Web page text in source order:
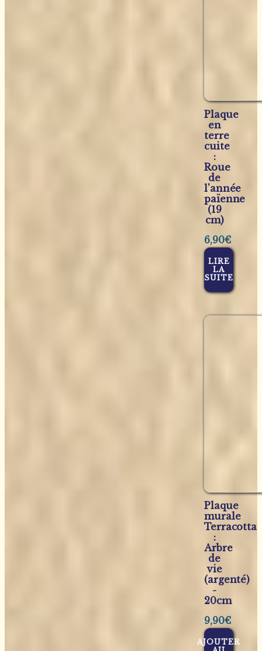
Plaque
en
terre
cuite
:
Roue
de
l'année
païenne
(19
cm)
6,90€
LIRE
LA
SUITE
Plaque
murale
Terracotta
:
Arbre
de
vie
(argenté)
-
20cm
9,90€
AJOUTER